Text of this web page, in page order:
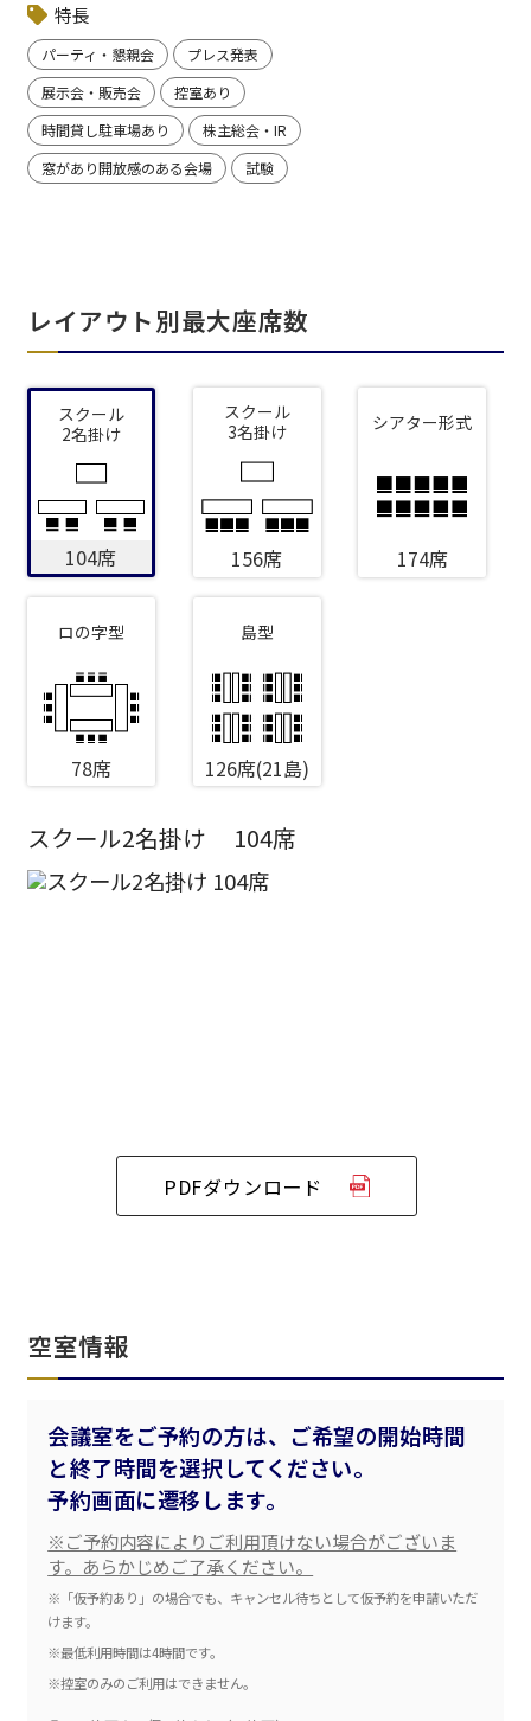
特長
パーティ・懇親会
プレス発表
展示会・販売会
控室あり
時間貸し駐車場あり
株主総会・IR
窓があり開放感のある会場
試験
レイアウト別最大座席数
スクール
2名掛け
104席
スクール
3名掛け
156席
シアター形式
174席
ロの字型
78席
島型
126席(21島)
スクール2名掛け 104席
PDFダウンロード
空室情報
会議室をご予約の方は、ご希望の開始時間
と終了時間を選択してください。
予約画面に遷移します。
※ご予約内容によりご利用頂けない場合がございま
す。あらかじめご了承ください。
※「仮予約あり」の場合でも、キャンセル待ちとして仮予約を申請いただ
けます。
※最低利用時間は4時間です。
※控室のみのご利用はできません。
ベルサール西新宿
ベルサール高田馬場
ベルサール神田
ベルサール半蔵門
ベルサール飯田橋駅前
ベルサール飯田橋ファースト
渋谷エリア
ベルサール六本木グランドコンファレンスセンター
ベルサール六本木
ベルサール芝公園
ベルサール東京汐留コンファレンスセンター
ベルサール三田ガーデン
東京ガーデンシアター
ベルサール有明コンファレンスセンター
ベルサール羽田空港
日時
日付／開始・終了時間から選ぶ
時間単位で選ぶ
人数／レイアウト※複数選択可能